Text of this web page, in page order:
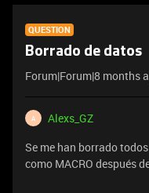
QUESTION
Borrado de datos
Forum|Forum|8 months
A
Alexs_GZ
Se me han borrado
como MACRO después